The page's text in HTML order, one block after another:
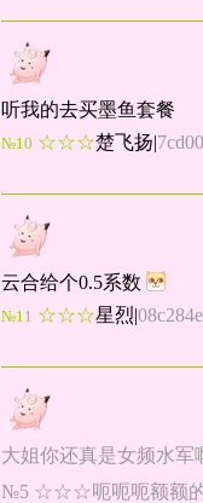
听我的去买墨鱼套餐
№10 ☆☆☆楚飞扬|
云合给个0.5系数
№11 ☆☆☆星烈|
大姐你还真是女频水军
№5 ☆☆☆呃呃呃额额的